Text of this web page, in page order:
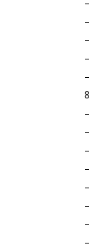
–
–
–
–
8
–
–
–
–
–
–
–
–